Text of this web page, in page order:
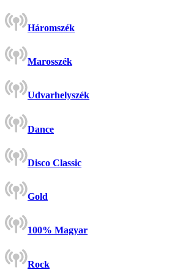
Háromszék
Marosszék
Udvarhelyszék
Dance
Disco Classic
Gold
100% Magyar
Rock